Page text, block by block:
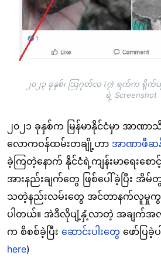
၂၀၂၃ ခုနှစ်၊ ဩဂုတ်လ (၇) ရက်က ရိုက်
ရဲ့ Screenshot
၂၀၂၁ ခုနှစ်က မြန်မာနိုင်ငံမှာ အာဏာသိ
လောကဝန်ထမ်းတချို့ဟာ အာဏာဖီဆန်
ခဲ့ကြတဲ့နောက် နိုင်ငံရဲ့ကျန်းမာရေးစော
အားနည်းချက်တွေ ဖြစ်ပေါ်ခဲ့ပြီး အိမ်
သတဲ့နည်းလမ်းတွေ အင်တာနက်လူမှုကွန်
ပါတယ်။ အဲဒီလိုပျံ့နှံ့လာတဲ့ အချက်အ
က စိစစ်ခဲ့ပြီး ဆောင်းပါးတွေ ဖော်ပြခဲ့
here)